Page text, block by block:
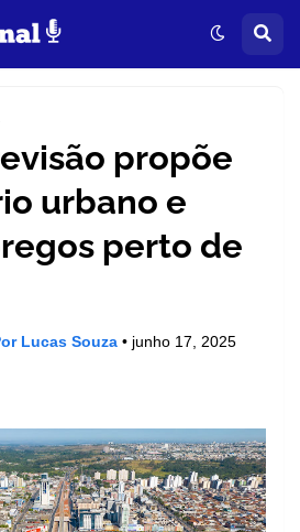
propõe
urbano e
perto de
Lucas Souza • junho 17, 2025